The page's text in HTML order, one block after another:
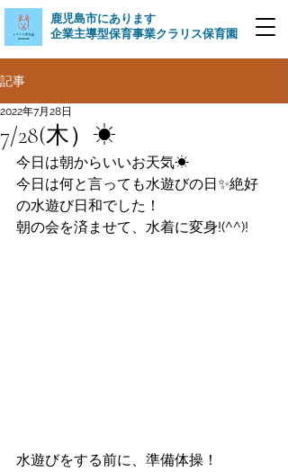
​鹿児島市にあります
企業主導型保育事業クラリス保育園
記事
7/28(木）☀
2022年7月28日
今日は朝からいいお天気☀
今日は何と言っても水遊びの日✨絶好
の水遊び日和でした！
朝の会を済ませて、水着に変身!(^^)!
水遊びをする前に、準備体操！